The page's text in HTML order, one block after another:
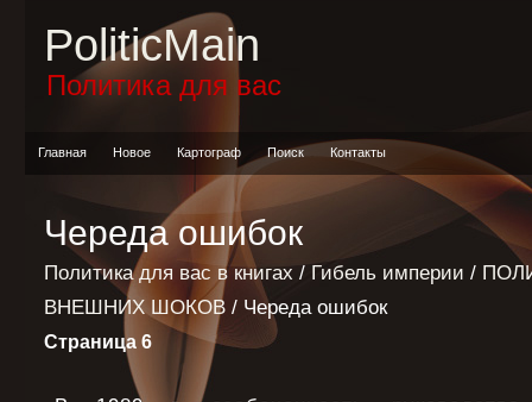
PoliticMain
Политика для вас
Главная Новое Картограф Поиск Контакты
Череда ошибок
Политика для вас в книгах / Гибель империи /
ВНЕШНИХ ШОКОВ / Череда ошибок
Страница 6